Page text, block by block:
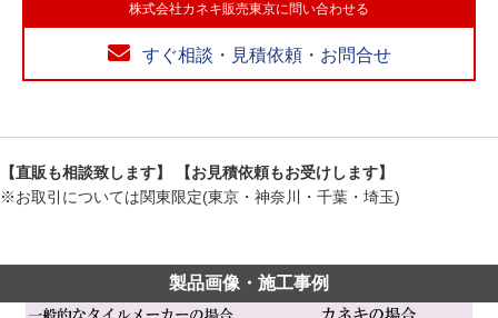
株式会社カネキ販売東京に問い合わせる
すぐ相談・見積依頼・お問合せ
【直販も相談致します】 【お見積依頼もお受けします】
※お取引については関東限定(東京・神奈川・千葉・埼玉)
製品画像・施工事例